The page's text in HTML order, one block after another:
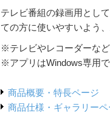
テレビ番組の録画用とし
ての方に使いやすいよう
※テレビやレコーダーな
※アプリはWindows専用
商品概要・特長ページ
商品仕様・ギャラリーペ